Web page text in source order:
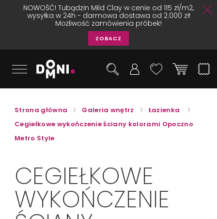
NOWOŚĆ! Tubądzin Mild Clay w cenie od 115 zł/m2,
wysyłka w 24h - darmowa dostawa od 2.000 zł!
Możliwość zamówienia próbek!
ZOBACZ
Strona główna Galeria wnętrz
Łazienka
Cegiełkowe wykończenie ściany kolorami Opoczno
Metro Style
CEGIEŁKOWE
WYKOŃCZENIE